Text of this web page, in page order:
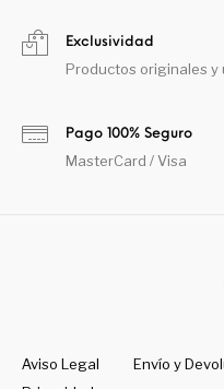
Exclusividad
Productos originales y
Pago 100% Seguro
MasterCard / Visa
Aviso Legal Envío y